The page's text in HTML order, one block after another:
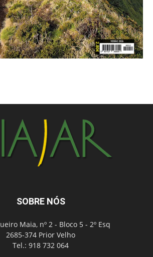
SOBRE NÓS
Maia, nº 2 - Bloco 5 - 2º Esq
2685-374 Prior Velho
Tel.: 918 732 064